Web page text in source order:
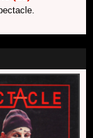
2026
à la
2026